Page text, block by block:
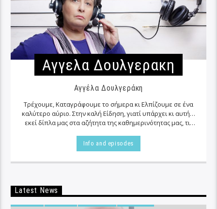
Αγγελα Δουλγερακη
Αγγέλα Δουλγεράκη
Τρέχουμε, Καταγράφουμε το σήμερα κι Ελπίζουμε σε ένα
καλύτερο αύριο. Στην καλή Είδηση, γιατί υπάρχει κι αυτή…
εκεί δίπλα μας στα αζήτητα της καθημερινότητας μας, τις
Info and episodes
Latest News